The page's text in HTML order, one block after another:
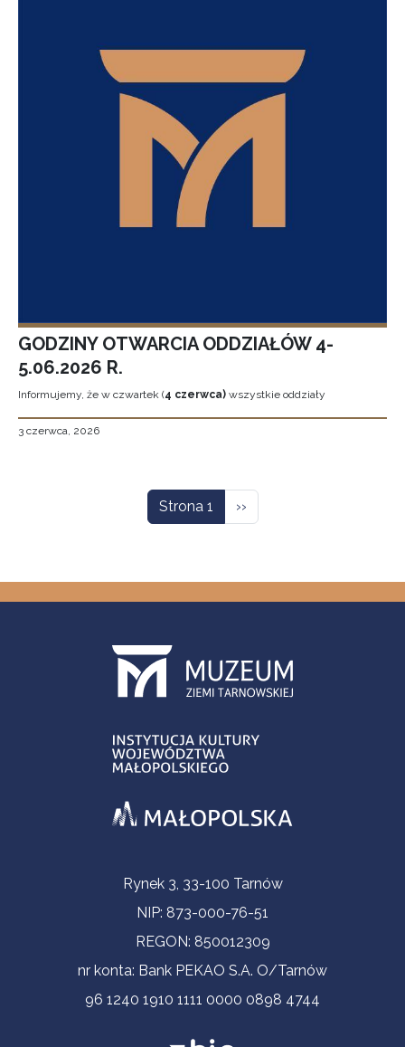
GODZINY OTWARCIA ODDZIAŁÓW 4-
5.06.2026 R.
Informujemy, że w czwartek (4 czerwca) wszystkie oddziały
3 czerwca, 2026
Strona 1 Następna strona
››
Informacje kontaktoweRynek 3, 33-100 Tarnów
NIP: 873-000-76-51
REGON: 850012309
nr konta: Bank PEKAO S.A. O/Tarnów
96 1240 1910 1111 0000 0898 4744